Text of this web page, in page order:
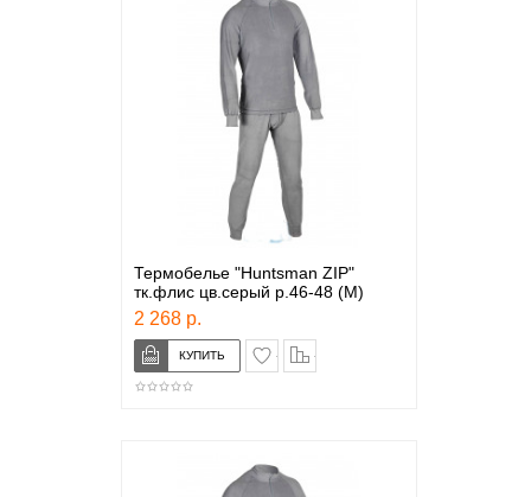
Термобелье "Huntsman ZIP"
тк.флис цв.серый р.46-48 (M)
2 268 р.
в закладки